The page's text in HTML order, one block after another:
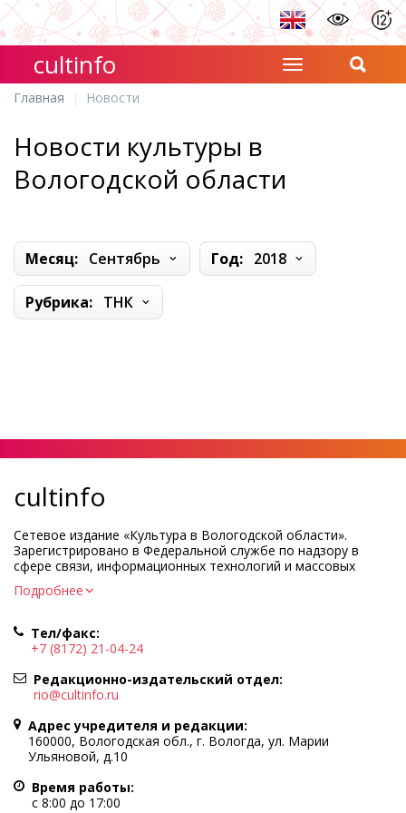
cultinfo
Главная Новости
Новости культуры в
Вологодской области
Месяц: Сентябрь Год: 2018
Рубрика: ТНК
cultinfo
Сетевое издание «Культура в Вологодской области».
Зарегистрировано в Федеральной службе по надзору в
сфере связи, информационных технологий и массовых
коммуникаций.
Регистрационный номер и дата принятия решения о
Учредитель КУ ВО «Информационно-аналитический центр
культуры»
Адрес учредителя и редакции: 160000, Вологодская обл., г.
Вологда, ул. Марии Ульяновой, д.10
Главный редактор — Легчанова Елена Григорьевна
Политика в отношении обработки персональных данных
При полном или частичном использовании информации
портала гиперссылка на cultinfo.ru обязательна.
Редакция не несет ответственности за достоверность
Подробнее
Тел/факс:
+7 (8172) 21-04-24
Редакционно-издательский отдел:
rio@cultinfo.ru
Адрес учредителя и редакции:
160000, Вологодская обл., г. Вологда, ул. Марии
Ульяновой, д.10
Время работы:
с 8:00 до 17:00